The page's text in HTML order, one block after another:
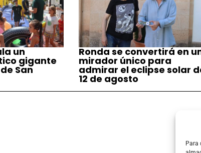
Para
un
gigante
San
Ronda se convertirá en
mirador único para
admirar el eclipse solar
12 de agosto